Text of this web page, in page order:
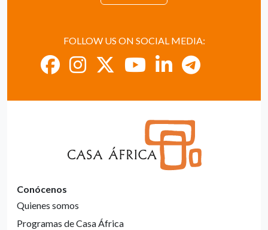
FOLLOW US ON SOCIAL MEDIA:
Conócenos
Quienes somos
Programas de Casa África